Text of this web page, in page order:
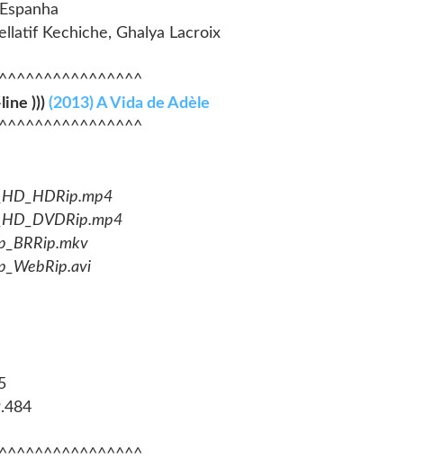
Kechiche, Ghalya Lacroix
))) (2013) A Vida de Adèle